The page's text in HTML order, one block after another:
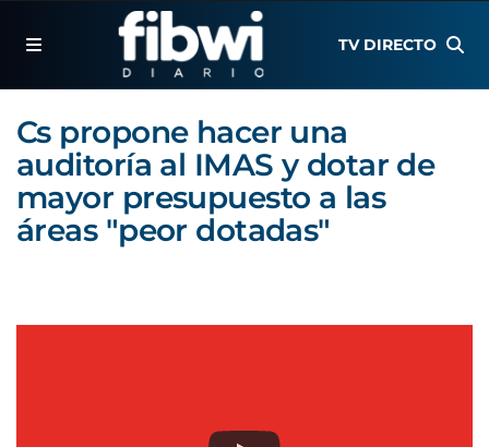
TV DIRECTO
Cs propone hacer una
auditoría al IMAS y dotar de
mayor presupuesto a las
áreas "peor dotadas"